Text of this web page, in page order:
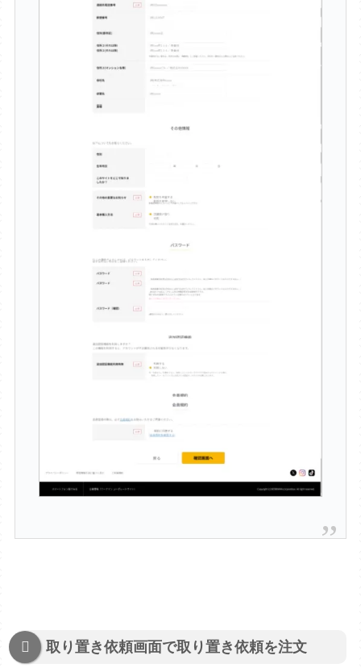
取り置き依頼画面で取り置き依頼を注文